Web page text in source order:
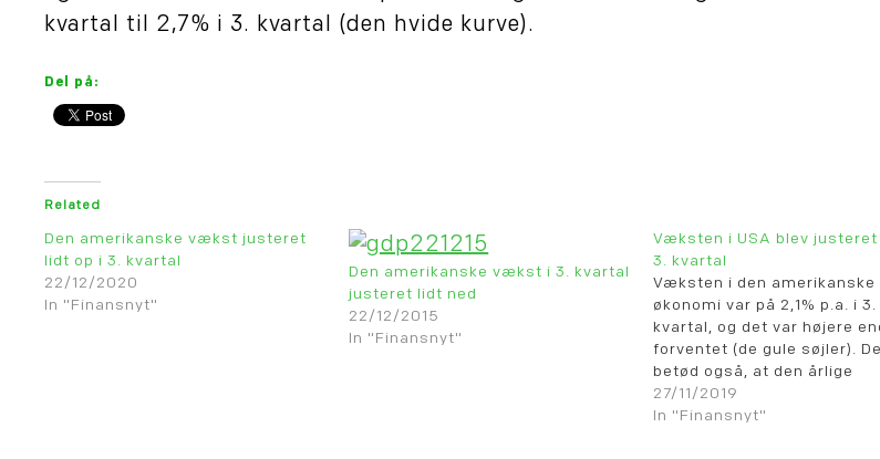
kvartal til 2,7% i 3. kvartal (den hvide kurve).
Del på:
Related
Den amerikanske vækst justeret
lidt op i 3. kvartal
22/12/2020
In "Finansnyt"
Den amerikanske vækst i 3. kvartal
justeret lidt ned
22/12/2015
In "Finansnyt"
Væksten i USA blev
3. kvartal
Væksten i den amerikanske
økonomi var på 2,1% p.a. i 3.
kvartal, og det var højere
forventet (de gule søjler).
betød også, at den årlige
vækstrate blev på 2,1% (den
kurve).
27/11/2019
In "Finansnyt"